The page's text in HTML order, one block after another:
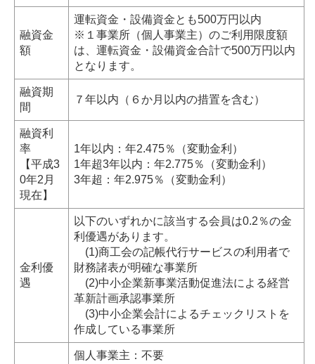
融資金
額
運転資金・設備資金とも500万円以内
※１事業所（個人事業主）のご利用限度額
は、運転資金・設備資金合計で500万円以内
となります。
融資期
間
７年以内（６か月以内の措置を含む）
融資利
率
【平成3
0年2月
現在】
1年以内：年2.475％（変動金利）
1年超3年以内：年2.775％（変動金利）
3年超：年2.975％（変動金利）
金利優
遇
以下のいずれかに該当する会員は0.2％の金
利優遇があります。
(1)商工会の記帳代行サービスの利用者で
財務諸表が明確な事業所
(2)中小企業新事業活動促進法による経営
革新計画承認事業所
(3)中小企業会計によるチェックリストを
作成している事業所
個人事業主：不要